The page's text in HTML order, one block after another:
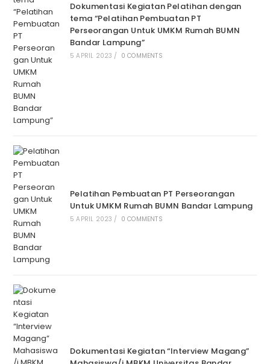
Dokumentasi Kegiatan Pelatihan dengan
tema “Pelatihan Pembuatan PT
Perseorangan Untuk UMKM Rumah BUMN
Bandar Lampung”
5 APRIL 2023 / 0 COMMENTS
Pelatihan Pembuatan PT Perseorangan
Untuk UMKM Rumah BUMN Bandar Lampung
5 APRIL 2023 / 0 COMMENTS
Dokumentasi Kegiatan “Interview Magang”